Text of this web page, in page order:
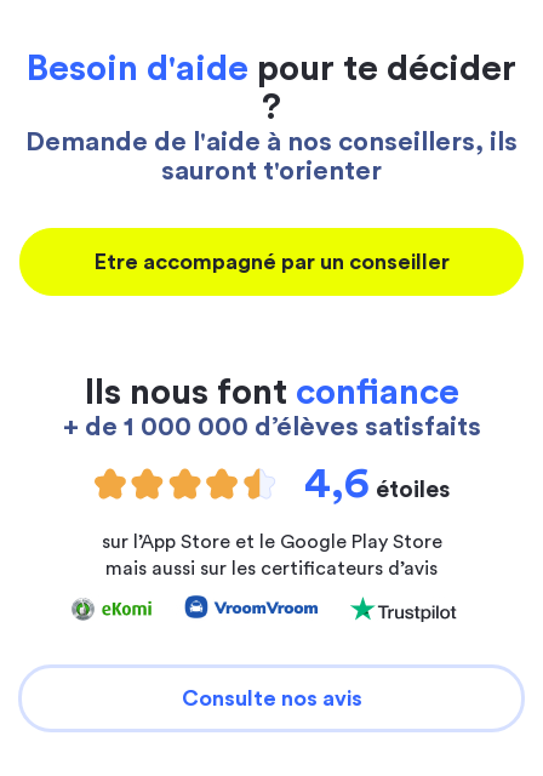
Besoin d'aide pour te décider
?
Demande de l'aide à nos conseillers, ils
sauront t'orienter
Etre accompagné par un conseiller
Ils nous font confiance
+ de 1 000 000 d’élèves satisfaits
4,6 étoiles
sur l’App Store et le Google Play Store
mais aussi sur les certificateurs d’avis
Consulte nos avis